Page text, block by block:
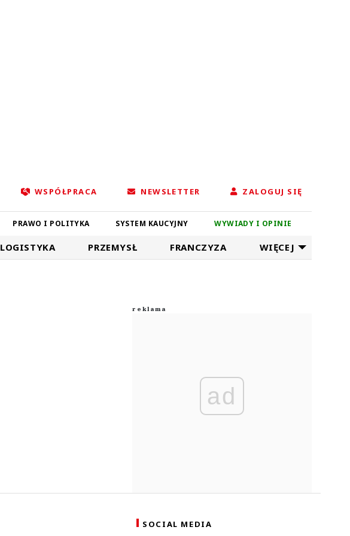
WSPÓŁPRACA NEWSLETTER ZALOGUJ SIĘ
PRAWO I POLITYKA SYSTEM KAUCYJNY WYWIADY I OPINIE
LOGISTYKA PRZEMYSŁ FRANCZYZA WIĘCEJ
ad
SOCIAL MEDIA